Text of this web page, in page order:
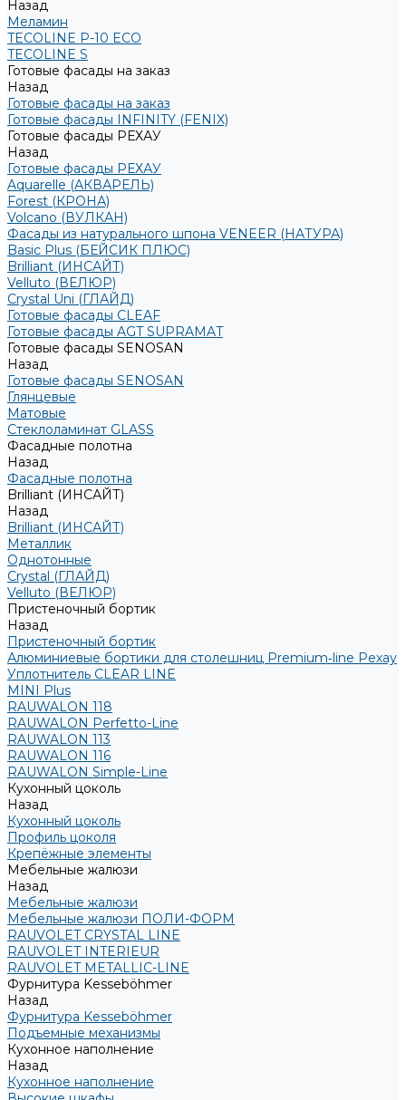
Назад
Меламин
TECOLINE P-10 ECO
TECOLINE S
Готовые фасады на заказ
Назад
Готовые фасады на заказ
Готовые фасады INFINITY (FENIX)
Готовые фасады РЕХАУ
Назад
Готовые фасады РЕХАУ
Aquarelle (АКВАРЕЛЬ)
Forest (КРОНА)
Volcano (ВУЛКАН)
Фасады из натурального шпона VENEER (НАТУРА)
Basic Plus (БЕЙСИК ПЛЮС)
Brilliant (ИНСАЙТ)
Velluto (ВЕЛЮР)
Crystal Uni (ГЛАЙД)
Готовые фасады CLEAF
Готовые фасады AGT SUPRAMAT
Готовые фасады SENOSAN
Назад
Готовые фасады SENOSAN
Глянцевые
Матовые
Стеклоламинат GLASS
Фасадные полотна
Назад
Фасадные полотна
Brilliant (ИНСАЙТ)
Назад
Brilliant (ИНСАЙТ)
Металлик
Однотонные
Crystal (ГЛАЙД)
Velluto (ВЕЛЮР)
Пристеночный бортик
Назад
Пристеночный бортик
Алюминиевые бортики для столешниц Premium‑line Рехау
Уплотнитель CLEAR LINE
MINI Plus
RAUWALON 118
RAUWALON Perfetto-Line
RAUWALON 113
RAUWALON 116
RAUWALON Simple-Line
Кухонный цоколь
Назад
Кухонный цоколь
Профиль цоколя
Крепёжные элементы
Мебельные жалюзи
Назад
Мебельные жалюзи
Мебельные жалюзи ПОЛИ-ФОРМ
RAUVOLET CRYSTAL LINE
RAUVOLET INTERIEUR
RAUVOLET METALLIC-LINE
Фурнитура Kesseböhmer
Назад
Фурнитура Kesseböhmer
Подъемные механизмы
Кухонное наполнение
Назад
Кухонное наполнение